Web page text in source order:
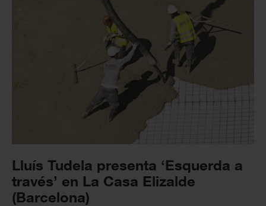
Lluís Tudela presenta ‘Esquerda a
través’ en La Casa Elizalde
(Barcelona)